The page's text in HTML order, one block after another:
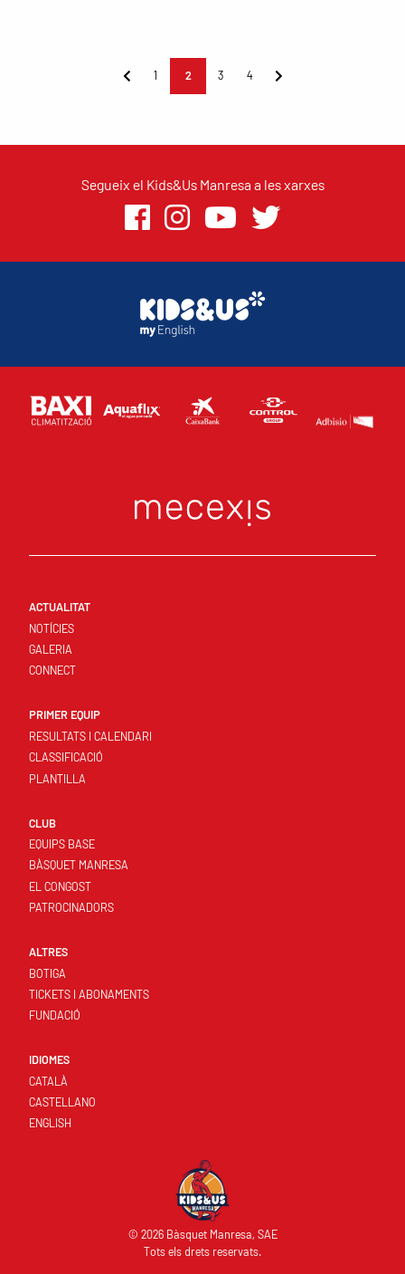
1 2 3 4
Segueix el Kids&Us Manresa a les xarxes
ACTUALITAT
NOTÍCIES
GALERIA
CONNECT
PRIMER EQUIP
RESULTATS I CALENDARI
CLASSIFICACIÓ
PLANTILLA
CLUB
EQUIPS BASE
BÀSQUET MANRESA
EL CONGOST
PATROCINADORS
ALTRES
BOTIGA
TICKETS I ABONAMENTS
FUNDACIÓ
IDIOMES
CATALÀ
CASTELLANO
ENGLISH
© 2026 Bàsquet Manresa, SAE
Tots els drets reservats.